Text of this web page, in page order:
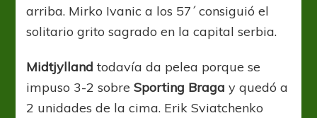
arriba. Mirko Ivanic a los 57´ consiguió el
solitario grito sagrado en la capital serbia.
Midtjyllandtodavía da pelea porque se
impuso 3-2 sobreSporting Braga y quedó a
2 unidades de la cima. Erik Sviatchenko